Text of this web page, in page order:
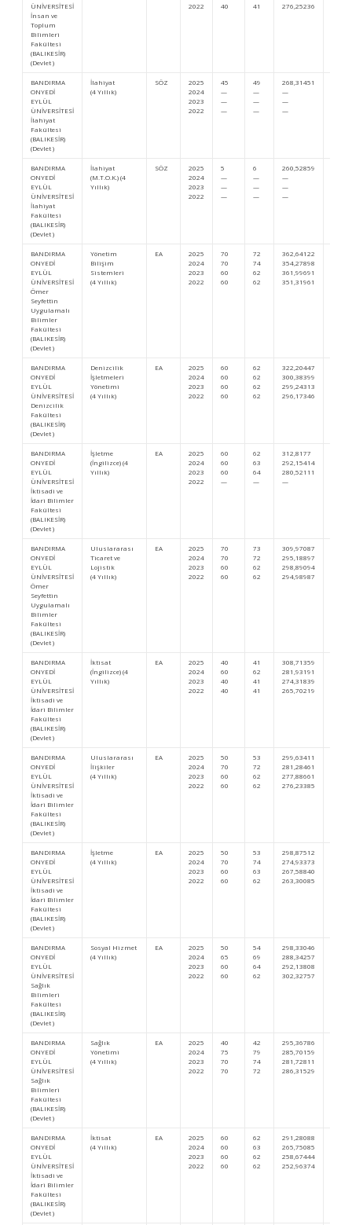
ÜNİVERSİTESİ
İnsan ve
Toplum
Bilimleri
Fakültesi
(BALIKESİR)
(Devlet )
2022
40
41
276,25236
BANDIRMA
ONYEDİ
EYLÜL
ÜNİVERSİTESİ
İlahiyat
Fakültesi
(BALIKESİR)
(Devlet )
İlahiyat
(4 Yıllık)
SÖZ
2025
2024
2023
2022
45
—
—
—
49
—
—
—
268,31451
—
—
—
BANDIRMA
ONYEDİ
EYLÜL
ÜNİVERSİTESİ
İlahiyat
Fakültesi
(BALIKESİR)
(Devlet )
İlahiyat
(M.T.O.K.) (4
Yıllık)
SÖZ
2025
2024
2023
2022
5
—
—
—
6
—
—
—
260,52859
—
—
—
BANDIRMA
ONYEDİ
EYLÜL
ÜNİVERSİTESİ
Ömer
Seyfettin
Uygulamalı
Bilimler
Fakültesi
(BALIKESİR)
(Devlet )
Yönetim
Bilişim
Sistemleri
(4 Yıllık)
EA
2025
2024
2023
2022
70
70
60
60
72
74
62
62
362,64122
354,27898
361,99691
351,31961
BANDIRMA
ONYEDİ
EYLÜL
ÜNİVERSİTESİ
Denizcilik
Fakültesi
(BALIKESİR)
(Devlet )
Denizcilik
İşletmeleri
Yönetimi
(4 Yıllık)
EA
2025
2024
2023
2022
60
60
60
60
62
62
62
62
322,20447
300,38399
299,24313
296,17346
BANDIRMA
ONYEDİ
EYLÜL
ÜNİVERSİTESİ
İktisadi ve
İdari Bilimler
Fakültesi
(BALIKESİR)
(Devlet )
İşletme
(İngilizce) (4
Yıllık)
EA
2025
2024
2023
2022
60
60
60
—
62
63
64
—
312,8177
292,15414
280,52111
—
BANDIRMA
ONYEDİ
EYLÜL
ÜNİVERSİTESİ
Ömer
Seyfettin
Uygulamalı
Bilimler
Fakültesi
(BALIKESİR)
(Devlet )
Uluslararası
Ticaret ve
Lojistik
(4 Yıllık)
EA
2025
2024
2023
2022
70
70
60
60
73
72
62
62
309,97087
295,18897
298,89094
294,98987
BANDIRMA
ONYEDİ
EYLÜL
ÜNİVERSİTESİ
İktisadi ve
İdari Bilimler
Fakültesi
(BALIKESİR)
(Devlet )
İktisat
(İngilizce) (4
Yıllık)
EA
2025
2024
2023
2022
40
60
40
40
41
62
41
41
308,71359
281,93191
274,31839
265,70219
BANDIRMA
ONYEDİ
EYLÜL
ÜNİVERSİTESİ
İktisadi ve
İdari Bilimler
Fakültesi
(BALIKESİR)
(Devlet )
Uluslararası
İlişkiler
(4 Yıllık)
EA
2025
2024
2023
2022
50
70
60
60
53
72
62
62
299,63411
281,28461
277,88661
276,23385
BANDIRMA
ONYEDİ
EYLÜL
ÜNİVERSİTESİ
İktisadi ve
İdari Bilimler
Fakültesi
(BALIKESİR)
(Devlet )
İşletme
(4 Yıllık)
EA
2025
2024
2023
2022
50
70
60
60
53
74
63
62
298,87512
274,93373
267,58840
263,30085
BANDIRMA
ONYEDİ
EYLÜL
ÜNİVERSİTESİ
Sağlık
Bilimleri
Fakültesi
(BALIKESİR)
(Devlet )
Sosyal Hizmet
(4 Yıllık)
EA
2025
2024
2023
2022
50
65
60
60
54
69
64
62
298,33046
288,34257
292,13808
302,32757
BANDIRMA
ONYEDİ
EYLÜL
ÜNİVERSİTESİ
Sağlık
Bilimleri
Fakültesi
(BALIKESİR)
(Devlet )
Sağlık
Yönetimi
(4 Yıllık)
EA
2025
2024
2023
2022
40
75
70
70
42
79
74
72
295,36786
285,70159
281,72811
286,31529
BANDIRMA
ONYEDİ
EYLÜL
ÜNİVERSİTESİ
İktisadi ve
İdari Bilimler
Fakültesi
(BALIKESİR)
(Devlet )
İktisat
(4 Yıllık)
EA
2025
2024
2023
2022
60
60
60
60
62
63
62
62
291,28088
265,75085
258,67444
252,96374